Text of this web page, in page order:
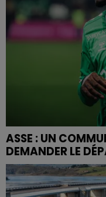
ASSE : UN
DEMANDER LE